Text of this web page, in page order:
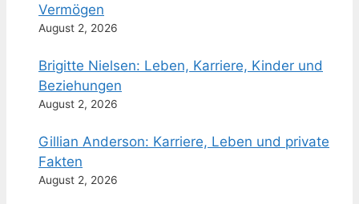
Vermögen
August 2, 2026
Brigitte Nielsen: Leben, Karriere, Kinder und
Beziehungen
August 2, 2026
Gillian Anderson: Karriere, Leben und private
Fakten
August 2, 2026